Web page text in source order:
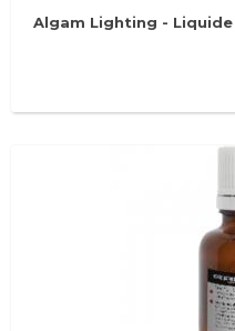
Algam Lighting -